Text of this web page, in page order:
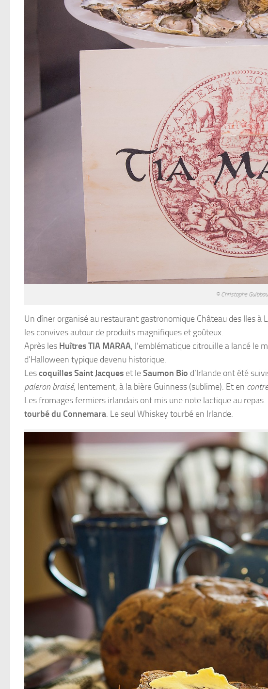
© Christophe
Un dîner organisé au restaurant gastronomique Château des Iles à
les convives autour de produits magnifiques et goûteux.
Après les Huîtres TIA MARAA, l’emblématique citrouille a lancé le
d’Halloween typique devenu historique.
Lescoquilles Saint Jacques et leSaumon Bio d’Irlande ont été
paleron braisé, lentement, à la bière Guinness (sublime). Et en
Les fromages fermiers irlandais ont mis une note lactique au
tourbé du Connemara. Le seul Whiskey tourbé en Irlande.